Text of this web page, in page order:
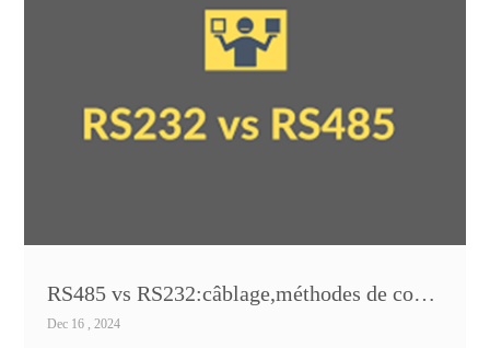
RS485 vs RS232:câblage,méthodes de communication,différences
Dec 16 , 2024